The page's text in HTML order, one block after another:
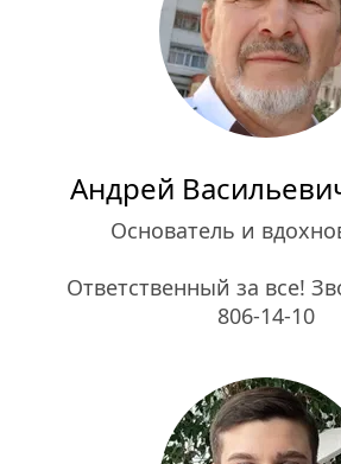
Андрей
Основатель и
Ответственный за все!
806-14-10